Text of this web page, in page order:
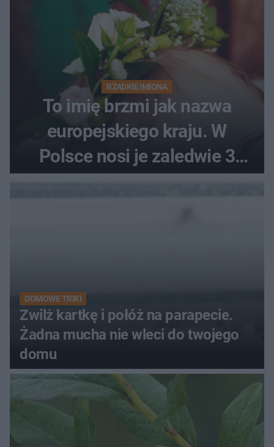
RZADKIE IMIONA
To imię brzmi jak nazwa
europejskiego kraju. W
Polsce nosi je zaledwie 3
kobiety
DOMOWE TRIKI
Zwilż kartkę i połóż na parapecie.
Żadna mucha nie wleci do twojego
domu